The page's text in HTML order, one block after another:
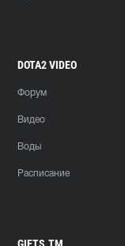
DOTA2 VIDEO
Форум
Видео
Воды
Расписание